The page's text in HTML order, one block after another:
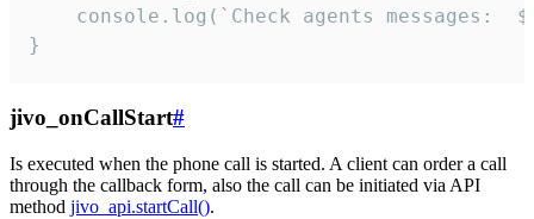
}
jivo_onCallStart#
Is executed when the phone call is started. A client can order a call
through the callback form, also the call can be initiated via API
method jivo_api.startCall().